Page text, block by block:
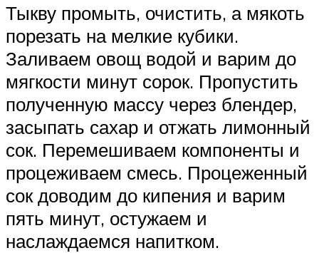
Тыкву промыть, очистить, а мякоть
порезать на мелкие кубики.
Заливаем овощ водой и варим до
мягкости минут сорок. Пропустить
полученную массу через блендер,
засыпать сахар и отжать лимонный
сок. Перемешиваем компоненты и
процеживаем смесь. Процеженный
сок доводим до кипения и варим
пять минут, остужаем и
наслаждаемся напитком.